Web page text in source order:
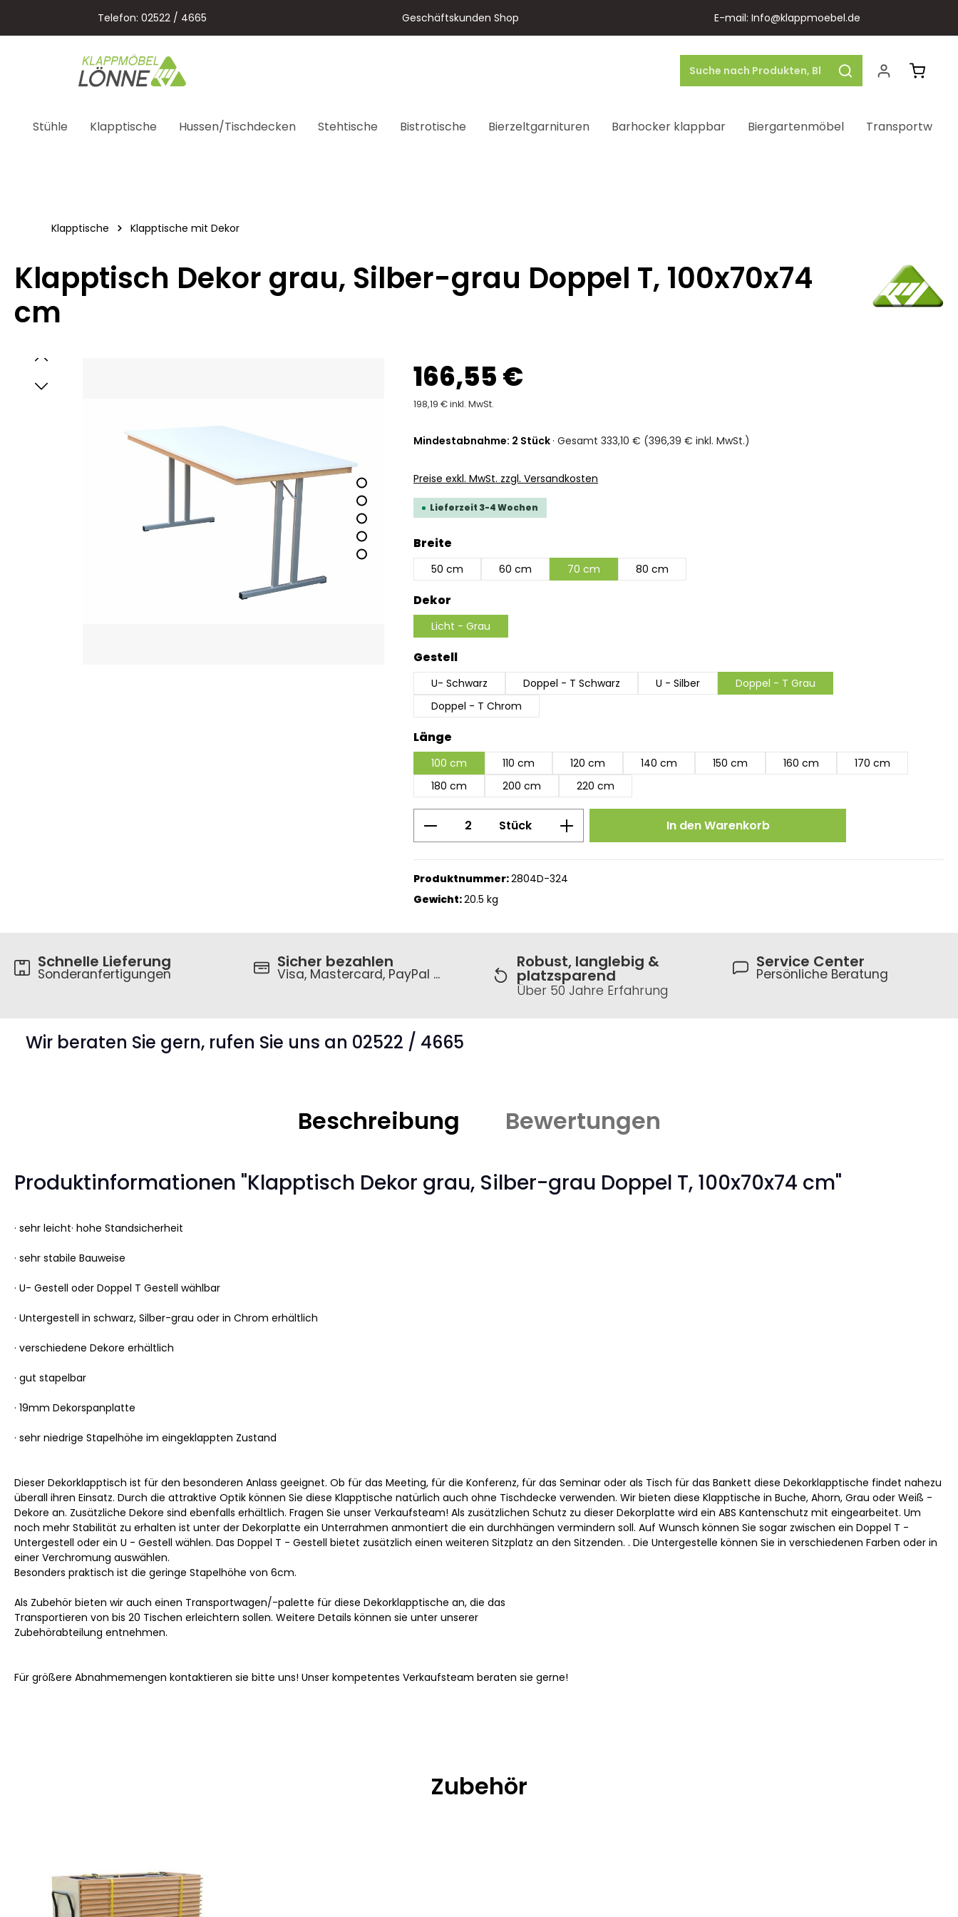
Zur Hauptnavigation springen
Telefon: 02522 / 4665 Geschäftskunden Shop E-mail: Info@klappmoebel.de
Stühle Klapptische Hussen/Tischdecken Stehtische Bistrotische Bierzeltgarnituren Barhocker klappbar Biergartenmöbel
Klapptische Klapptische mit Dekor
Klapptisch Dekor grau, Silber-grau Doppel T, 100x70x74
cm
Bildergalerie überspringen 166,55 €
198,19 € inkl. MwSt.
Mindestabnahme: 2 Stück · Gesamt 333,10 € (396,39 € inkl. MwSt.)
Preise exkl. MwSt. zzgl. Versandkosten
Lieferzeit 3-4 Wochen
Breite
50 cm 60 cm 70 cm 80 cm
Dekor
Licht - Grau
Gestellauswählen
U- Schwarz Doppel - T Schwarz U - Silber
Doppel - T Grau
Doppel - T Chrom
Länge
100 cm 110 cm 120 cm 140 cm 150 cm 160 cm
170 cm
180 cm
200 cm 220 cm
Produkt Anzahl: Gib den gewünschten Wert ein oder benutze
Stück In den Warenkorb
Produktnummer:2804D-324
Gewicht:20.5 kg
Schnelle Lieferung
Sonderanfertigungen
Sicher bezahlen
Visa, Mastercard, PayPal ...
Robust, langlebig &
platzsparend
Über 50 Jahre Erfahrung
Service Center
Persönliche Beratung
Wir beraten Sie gern, rufen Sie uns an 02522 / 4665
Beschreibung Bewertungen
Produktinformationen "Klapptisch Dekor grau, Silber-grau Doppel T, 100x70x74 cm"
· sehr leicht· hohe Standsicherheit
· sehr stabile Bauweise
· U- Gestell oder Doppel T Gestell wählbar
· Untergestell in schwarz, Silber-grau oder in Chrom erhältlich
· verschiedene Dekore erhältlich
· gut stapelbar
· 19mm Dekorspanplatte
· sehr niedrige Stapelhöhe im eingeklappten Zustand
Dieser Dekorklapptisch ist für den besonderen Anlass geeignet. Ob für das Meeting, für die Konferenz, für das Seminar oder als Tisch für das Bankett diese Dekorklapptische findet nahezu
überall ihren Einsatz. Durch die attraktive Optik können Sie diese Klapptische natürlich auch ohne Tischdecke verwenden. Wir bieten diese Klapptische in Buche, Ahorn, Grau oder Weiß -
Dekore an. Zusätzliche Dekore sind ebenfalls erhältlich. Fragen Sie unser Verkaufsteam! Als zusätzlichen Schutz zu dieser Dekorplatte wird ein ABS Kantenschutz mit eingearbeitet. Um
noch mehr Stabilität zu erhalten ist unter der Dekorplatte ein Unterrahmen anmontiert die ein durchhängen vermindern soll. Auf Wunsch können Sie sogar zwischen ein Doppel T -
Untergestell oder ein U - Gestell wählen. Das Doppel T - Gestell bietet zusätzlich einen weiteren Sitzplatz an den Sitzenden. . Die Untergestelle können Sie in verschiedenen Farben oder in
einer Verchromung auswählen.
Besonders praktisch ist die geringe Stapelhöhe von 6cm.
Als Zubehör bieten wir auch einen Transportwagen/-palette für diese Dekorklapptische an, die das
Transportieren von bis 20 Tischen erleichtern sollen. Weitere Details können sie unter unserer
Zubehörabteilung entnehmen.
Für größere Abnahmemengen kontaktieren sie bitte uns! Unser kompetentes Verkaufsteam beraten sie gerne!
Zubehör